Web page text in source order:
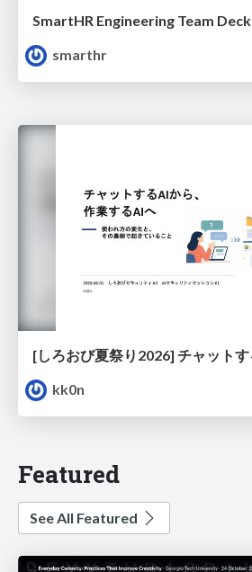
SmartHR Engineering Team Deck
smarthr
kk0n
Featured
See All Featured